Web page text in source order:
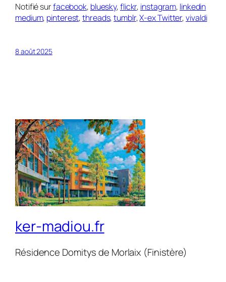
Notifié surfacebook, bluesky,flickr, instagram, linkedin
medium, pinterest,threads,tumblr,X-ex Twitter,vivaldi
8 août 2025
ker-madiou.fr
Résidence Domitys de Morlaix (Finistère)